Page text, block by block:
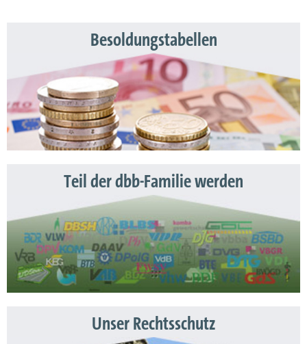
Besoldungstabellen
Teil der dbb-Familie werden
Unser Rechtsschutz